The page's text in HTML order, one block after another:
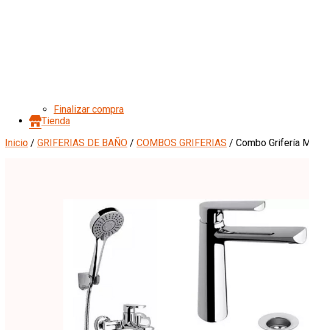
Finalizar compra
Tienda
Inicio / GRIFERIAS DE BAÑO / COMBOS GRIFERIAS / Combo Grifería